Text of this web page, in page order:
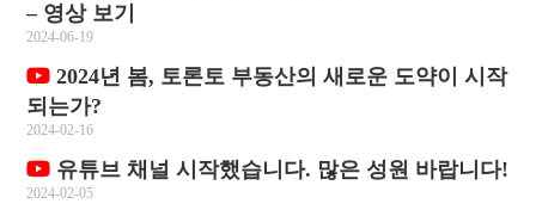
– 영상 보기
2024-06-19
2024년 봄, 토론토 부동산의 새로운 도약이 시작
되는가?
2024-02-16
유튜브 채널 시작했습니다. 많은 성원 바랍니다!
2024-02-05